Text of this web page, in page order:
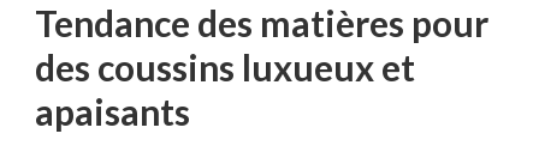
Tendance des matières pour
des coussins luxueux et
apaisants